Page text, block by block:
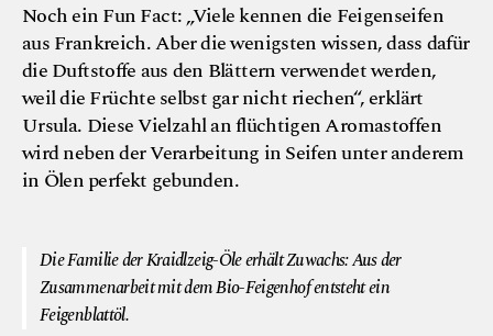
Noch ein Fun Fact: „Viele kennen die Feigenseifen
aus Frankreich. Aber die wenigsten wissen, dass dafür
die Duftstoffe aus den Blättern verwendet werden,
weil die Früchte selbst gar nicht riechen“, erklärt
Ursula. Diese Vielzahl an flüchtigen Aromastoffen
wird neben der Verarbeitung in Seifen unter anderem
in Ölen perfekt gebunden.
Die Familie der Kraidlzeig-Öle erhält Zuwachs: Aus der
Zusammenarbeit mit dem Bio-Feigenhof entsteht ein
Feigenblattöl.